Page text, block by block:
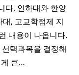
다. 인하대와 한양
, 고교학점제 지
내용이 나옵니다.
택과목을 결정해
게 큰…